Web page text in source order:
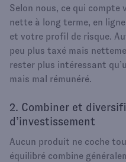
Selon nous, ce qui compte
nette à long terme, en
et votre profil de risque.
peu plus taxé mais
rester plus intéressant
mais mal rémunéré.
2. Combiner et
d’investissement
Aucun produit ne coche
équilibré combine